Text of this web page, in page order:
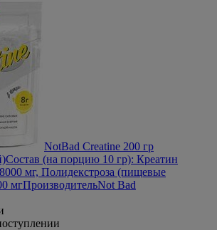
NotBad Creatine 200 гр
Состав (на порцию 10 гр): Креатин
мг, Полидекстроза (пищевые
мгПроизводительNot Bad